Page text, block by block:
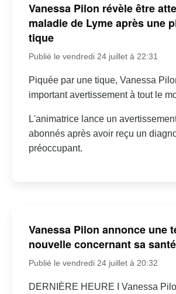
Vanessa Pilon révèle être
maladie de Lyme après une
tique
Publié le vendredi 24 juillet à 22:31
Piquée par une tique, Vanessa
important avertissement à tout le
L'animatrice lance un
abonnés après avoir reçu un
préoccupant.
Vanessa Pilon annonce une
nouvelle concernant sa santé
Publié le vendredi 24 juillet à 20:32
DERNIÈRE HEURE I Vanessa